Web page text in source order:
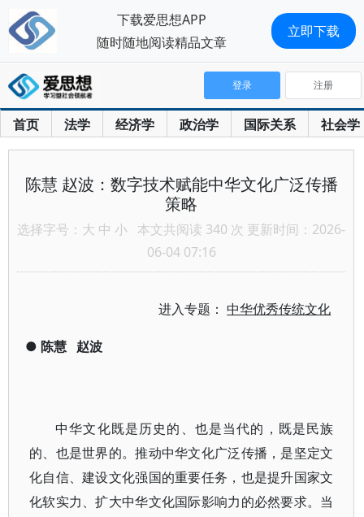
首页 法学 经济学 政治学 国际关系 社会学
登录 注册
陈慧 赵波：数字技术赋能中华文化广泛传播
策略
选择字号： 大 中 小 本文共阅读 340 次 更新时间：2026-
06-04 07:16
进入专题：中华优秀传统文化
● 陈慧 赵波
中华文化既是历史的、也是当代的，既是民族
的、也是世界的。推动中华文化广泛传播，是坚定文
化自信、建设文化强国的重要任务，也是提升国家文
化软实力、扩大中华文化国际影响力的必然要求。当
下载爱思想APP
随时随地阅读精品文章
立即下载